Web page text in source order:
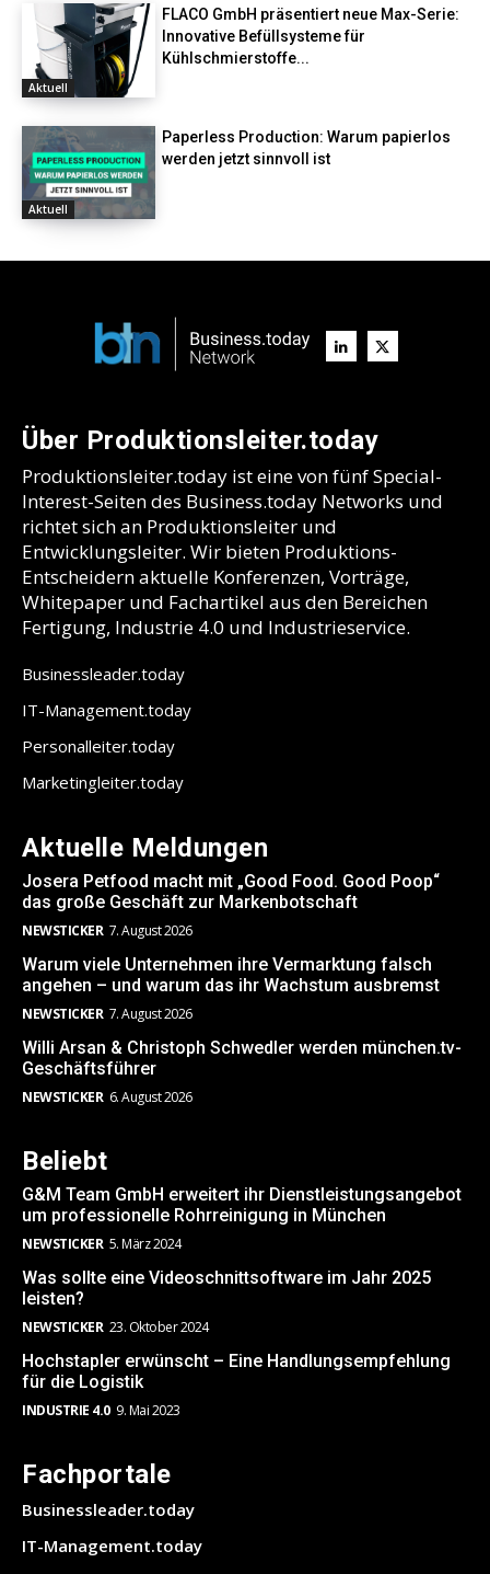
Aktuell
FLACO GmbH präsentiert neue Max-Serie:
Innovative Befüllsysteme für
Kühlschmierstoffe...
Aktuell
Paperless Production: Warum papierlos
werden jetzt sinnvoll ist
Über Produktionsleiter.today
Produktionsleiter.today ist eine von fünf Special-
Interest-Seiten des Business.today Networks und
richtet sich an Produktionsleiter und
Entwicklungsleiter. Wir bieten Produktions-
Entscheidern aktuelle Konferenzen, Vorträge,
Whitepaper und Fachartikel aus den Bereichen
Fertigung, Industrie 4.0 und Industrieservice.
Businessleader.today
IT-Management.today
Personalleiter.today
Marketingleiter.today
Aktuelle Meldungen
Josera Petfood macht mit „Good Food. Good Poop“
das große Geschäft zur Markenbotschaft
NEWSTICKER 7. August 2026
Warum viele Unternehmen ihre Vermarktung falsch
angehen – und warum das ihr Wachstum ausbremst
NEWSTICKER 7. August 2026
Willi Arsan & Christoph Schwedler werden münchen.tv-
Geschäftsführer
NEWSTICKER 6. August 2026
Beliebt
G&M Team GmbH erweitert ihr Dienstleistungsangebot
um professionelle Rohrreinigung in München
NEWSTICKER 5. März 2024
Was sollte eine Videoschnittsoftware im Jahr 2025
leisten?
NEWSTICKER 23. Oktober 2024
Hochstapler erwünscht – Eine Handlungsempfehlung
für die Logistik
INDUSTRIE 4.0 9. Mai 2023
Fachportale
Businessleader.today
IT-Management.today